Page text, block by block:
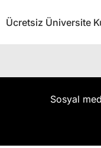
Ücretsiz Üniversite
Sosyal